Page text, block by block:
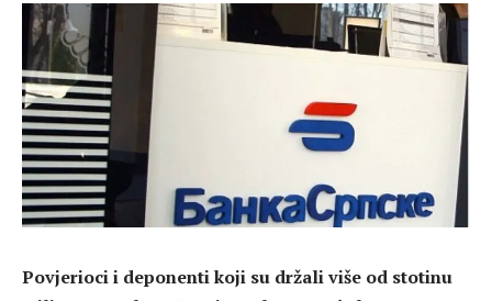
Povjerioci i deponenti koji su držali više od stotinu